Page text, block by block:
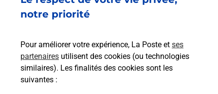
notre priorité
Pour améliorer votre expérience, La Poste et ses
partenaires utilisent des cookies (ou technologies
similaires). Les finalités des cookies sont les
suivantes :
Imprimer des documents
(06140) ? Retrouvez une imprimante dans votre
bureau de Poste.
En savoir plus